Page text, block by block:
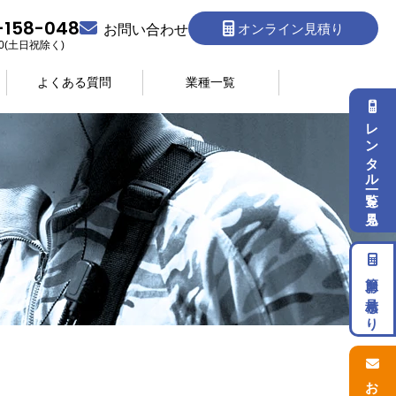
158-048
土日祝除く)
お問い合わせ オンライン見積り
よくある質問 業種一覧
レンタル一覧を見る
簡単お見積もり